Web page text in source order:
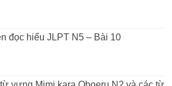
đọc hiểu JLPT N5 – Bài 10